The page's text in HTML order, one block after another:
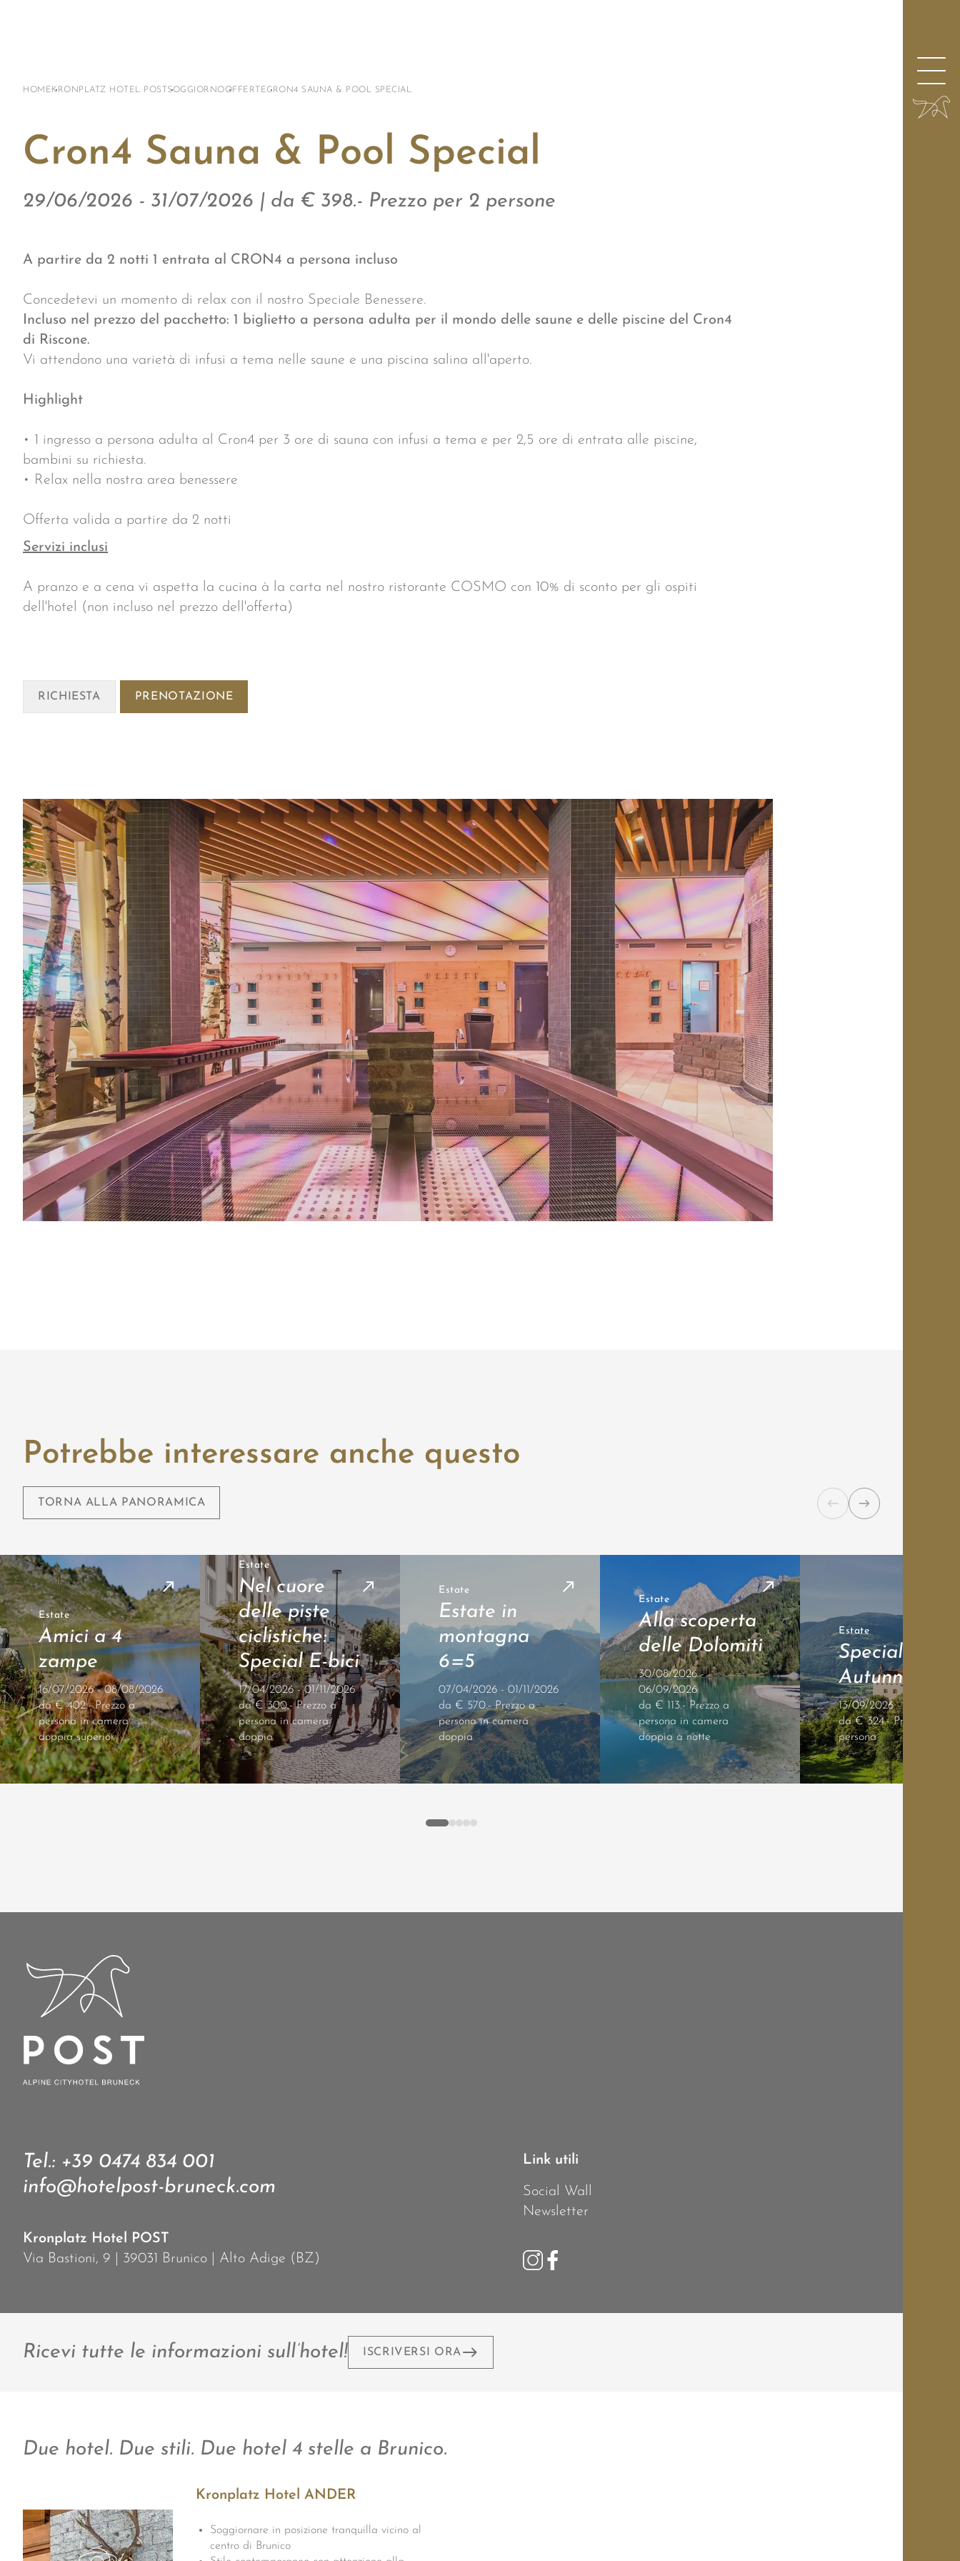
HOME KRONPLATZ HOTEL POST SOGGIORNOOFFERTECRON4 SAUNA & POOL SPECIAL
Cron4 Sauna & Pool Special
29/06/2026 - 31/07/2026 | da € 398.- Prezzo per 2 persone
A partire da 2 notti 1 entrata al CRON4 a persona incluso
Concedetevi un momento di relax con il nostro Speciale Benessere.
Incluso nel prezzo del pacchetto: 1 biglietto a persona adulta per il mondo delle saune e delle piscine del Cron4
di Riscone.
Vi attendono una varietà di infusi a tema nelle saune e una piscina salina all'aperto.
Highlight
• 1 ingresso a persona adulta al Cron4 per 3 ore di sauna con infusi a tema e per 2,5 ore di entrata alle piscine,
bambini su richiesta.
• Relax nella nostra area benessere
Offerta valida a partire da 2 notti
Servizi inclusi
A pranzo e a cena vi aspetta la cucina à la carta nel nostro ristorante COSMO con 10% di sconto per gli ospiti
dell'hotel (non incluso nel prezzo dell'offerta)
RICHIESTA PRENOTAZIONE
Potrebbe interessare anche questo
TORNA ALLA PANORAMICA
Estate
Amici a 4
zampe
16/07/2026 - 08/08/2026
da € 402.- Prezzo a
persona in camera
doppia superior
Estate
Nel cuore
delle piste
ciclistiche:
Special E-bici
17/04/2026 - 01/11/2026
da € 300.- Prezzo a
persona in camera
doppia
Estate
Estate in
montagna
6=5
07/04/2026 - 01/11/2026
da € 570.- Prezzo a
persona in camera
doppia
Estate
Alla scoperta
delle Dolomiti
30/08/2026 -
06/09/2026
da € 113.- Prezzo a
persona in camera
doppia a notte
Estate
Speciale
Autunno 4=3
13/09/2026 - 24/11/2026
da € 324.- Prezzo a
persona
Tel.: +39 0474 834 001
info@hotelpost-bruneck.com
Kronplatz Hotel POST
Via Bastioni, 9 | 39031 Brunico | Alto Adige (BZ)
Link utili
Social Wall
Newsletter
Ricevi tutte le informazioni sull’hotel! ISCRIVERSI ORA
Due hotel. Due stili. Due hotel 4 stelle a Brunico.
Kronplatz Hotel ANDER
Soggiornare in posizione tranquilla vicino al
centro di Brunico